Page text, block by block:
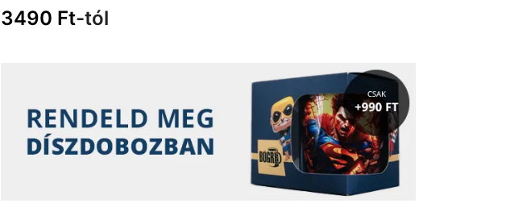
3490 Ft-tól